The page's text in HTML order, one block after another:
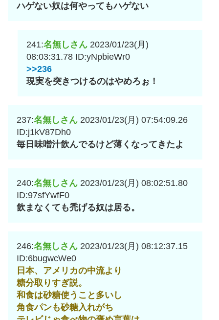
ハゲない奴は何やってもハゲない
241:名無しさん 2023/01/23(月)
08:03:31.78 ID:yNpbieWr0
>>236
現実を突きつけるのはやめろぉ！
237:名無しさん 2023/01/23(月) 07:54:09.26
ID:j1kV87Dh0
毎日味噌汁飲んでるけど薄くなってきたよ
240:名無しさん 2023/01/23(月) 08:02:51.80
ID:97sfYwfF0
飲まなくても禿げる奴は居る。
246:名無しさん 2023/01/23(月) 08:12:37.15
ID:6bugwcWe0
日本、アメリカの中流より
糖分取りすぎ説。
和食は砂糖使うこと多いし
角食パンも砂糖入れがち